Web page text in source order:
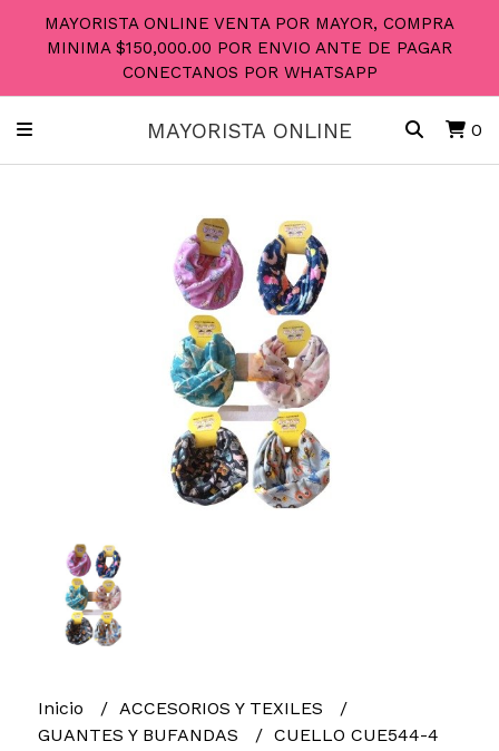
MAYORISTA ONLINE VENTA POR MAYOR, COMPRA
MINIMA $150,000.00 POR ENVIO ANTE DE PAGAR
CONECTANOS POR WHATSAPP
MAYORISTA ONLINE 0
Inicio
ACCESORIOS Y TEXILES
GUANTES Y BUFANDAS
CUELLO CUE544-4